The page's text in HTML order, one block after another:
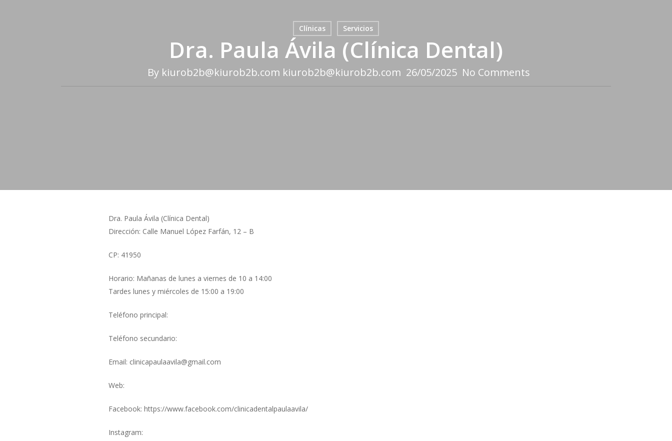
Clínicas Servicios
Dra. Paula Ávila (Clínica Dental)
By kiurob2b@kiurob2b.com kiurob2b@kiurob2b.com 26/05/2025 No Comments
Dra. Paula Ávila (Clínica Dental)
Dirección: Calle Manuel López Farfán, 12 – B
CP: 41950
Horario: Mañanas de lunes a viernes de 10 a 14:00
Tardes lunes y miércoles de 15:00 a 19:00
Teléfono principal:
Teléfono secundario:
Email: clinicapaulaavila@gmail.com
Web:
Facebook: https://www.facebook.com/clinicadentalpaulaavila/
Instagram: